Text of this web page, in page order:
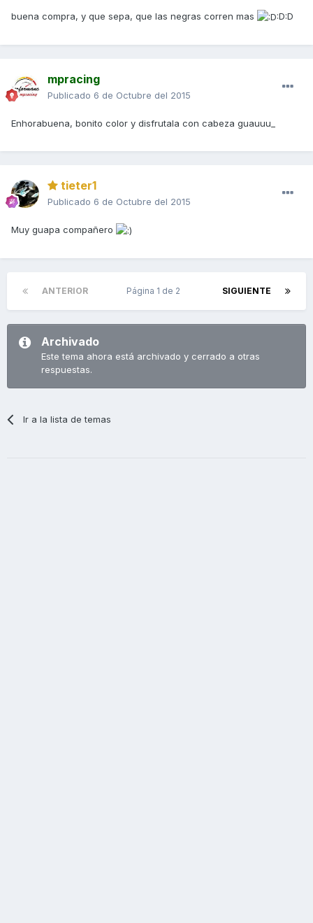
buena compra, y que sepa, que las negras corren mas :D:D
mpracing
Publicado 6 de Octubre del 2015
Enhorabuena, bonito color y disfrutala con cabeza guauuu_
tieter1
Publicado 6 de Octubre del 2015
Muy guapa compañero
ANTERIOR SIGUIENTE
Página 1 de 2
Archivado
Este tema ahora está archivado y cerrado a otras
respuestas.
Ir a la lista de temas